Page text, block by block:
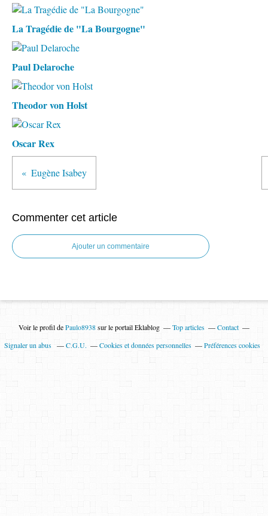
La Tragédie de "La Bourgogne"
Paul Delaroche
Theodor von Holst
Oscar Rex
Eugène Isabey
Commenter cet article
Ajouter un commentaire
Voir le profil dePaulo8938sur le portail Eklablog Top articles
Contact
Signaler un abus
C.G.U. Cookies et données personnelles Préférences cookies